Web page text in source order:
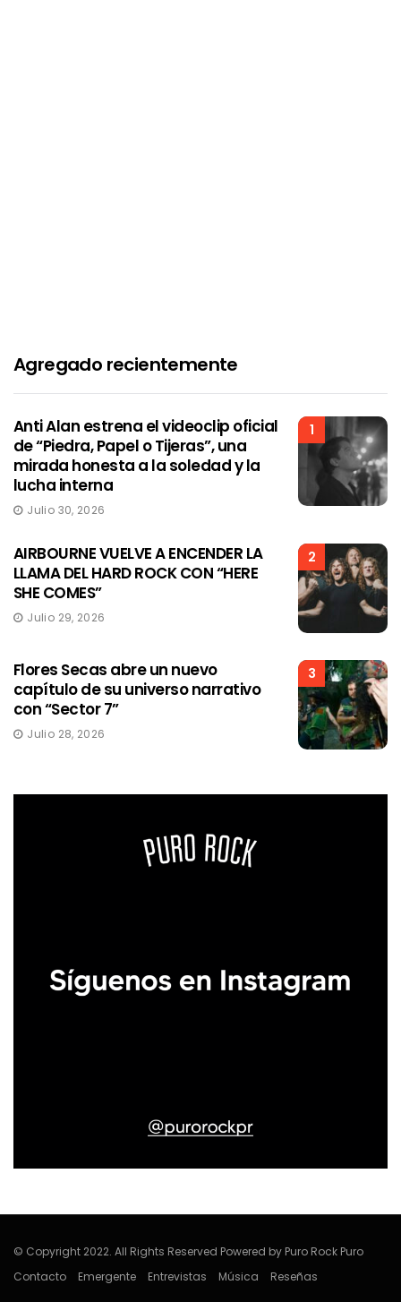
Agregado recientemente
1
Anti Alan estrena el videoclip oficial
de “Piedra, Papel o Tijeras”, una
mirada honesta a la soledad y la
lucha interna
Julio 30, 2026
2
AIRBOURNE VUELVE A ENCENDER LA
LLAMA DEL HARD ROCK CON “HERE
SHE COMES”
Julio 29, 2026
3
Flores Secas abre un nuevo
capítulo de su universo narrativo
con “Sector 7”
Julio 28, 2026
© Copyright 2022. All Rights Reserved Powered by Puro Rock Puro
Contacto
Emergente Entrevistas Música Reseñas